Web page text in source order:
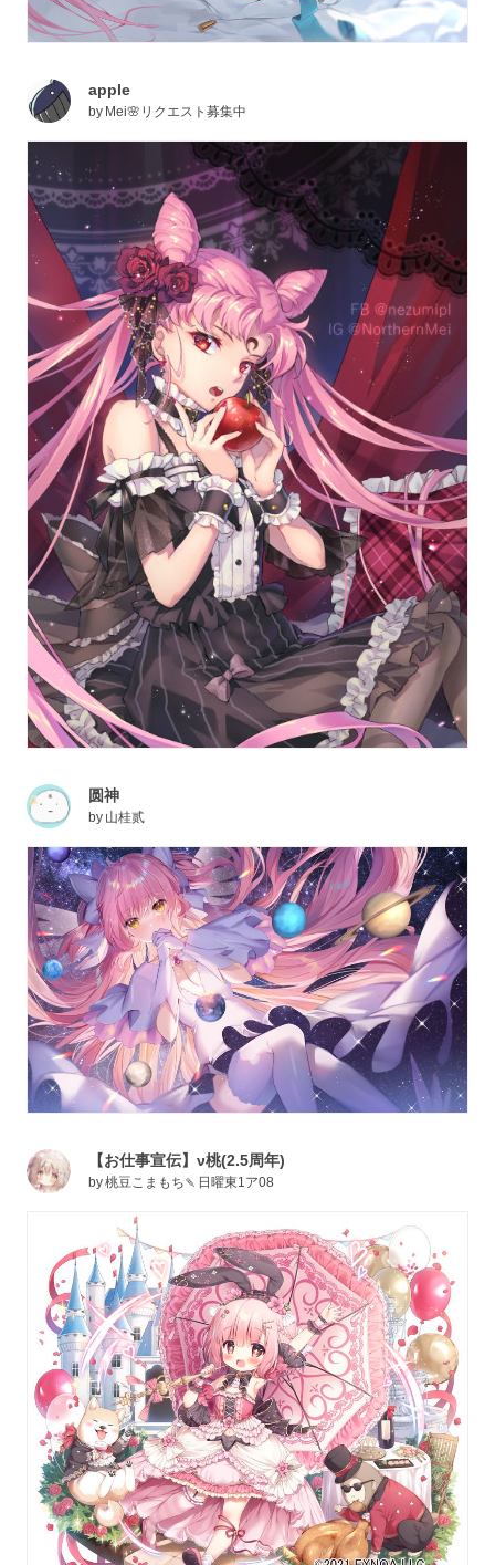
apple
by Mei🌸リクエスト募集中
圆神
by 山桂贰
【お仕事宣伝】ν桃(2.5周年)
by桃豆こまもち🍡日曜東1ア08